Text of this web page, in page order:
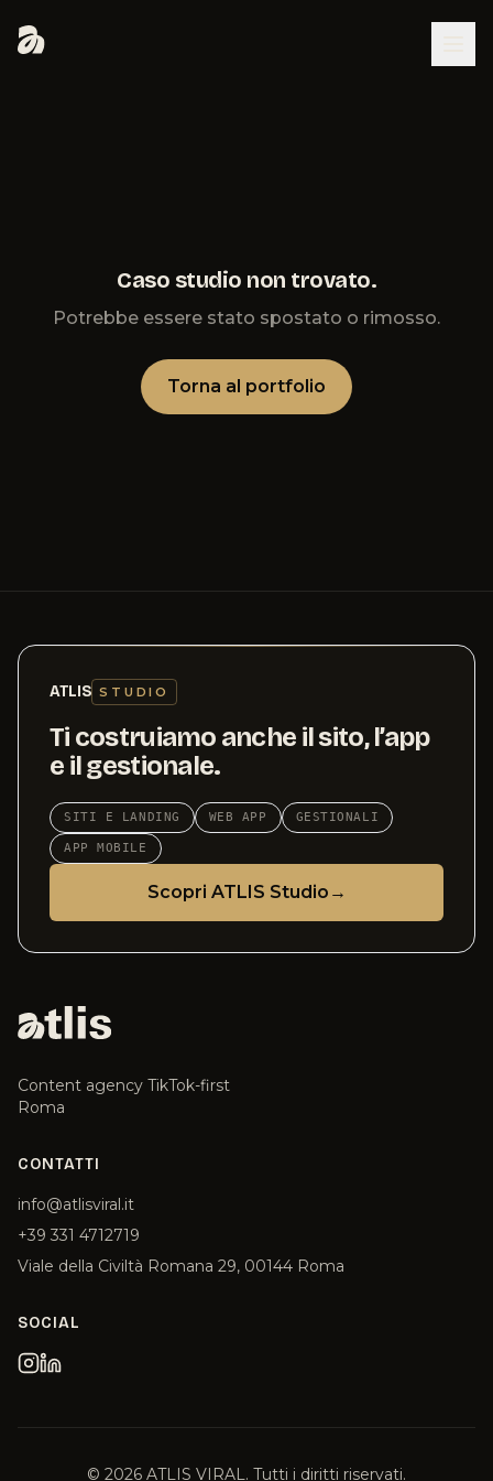
Caso studio non trovato.
Potrebbe essere stato spostato o rimosso.
Torna al portfolio
ATLIS STUDIO
Ti costruiamo anche il sito, l’app
e il gestionale.
SITI E LANDING WEB APP GESTIONALI
APP MOBILE
Scopri ATLIS Studio →
Content agency TikTok-first
Roma
CONTATTI
info@atlisviral.it
+39 331 4712719
Viale della Civiltà Romana 29, 00144 Roma
SOCIAL
© 2026 ATLIS VIRAL. Tutti i diritti riservati.